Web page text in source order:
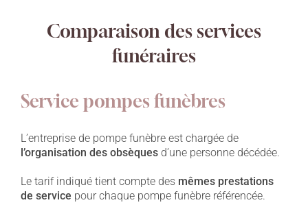
Comparaison des services
funéraires
Service pompes funèbres
L’entreprise de pompe funèbre est chargée de
l’organisation des obsèques d’une personne décédée.
Le tarif indiqué tient compte des mêmes prestations
de service pour chaque pompe funèbre référencée.